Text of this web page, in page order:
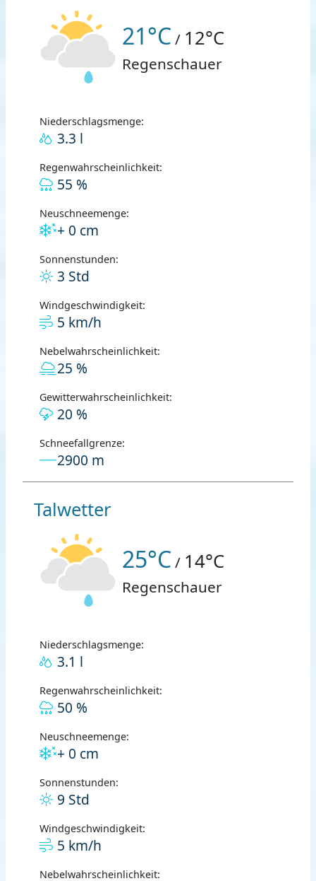
21°C / 12°C
Regenschauer
Niederschlagsmenge:
3.3 l
Regenwahrscheinlichkeit:
55 %
Neuschneemenge:
+ 0 cm
Sonnenstunden:
3 Std
Windgeschwindigkeit:
5 km/h
Nebelwahrscheinlichkeit:
25 %
Gewitterwahrscheinlichkeit:
20 %
Schneefallgrenze:
2900 m
Talwetter
25°C / 14°C
Regenschauer
Niederschlagsmenge:
3.1 l
Regenwahrscheinlichkeit:
50 %
Neuschneemenge:
+ 0 cm
Sonnenstunden:
9 Std
Windgeschwindigkeit:
5 km/h
Nebelwahrscheinlichkeit: